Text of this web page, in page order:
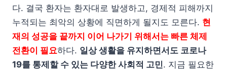
다. 결국 환자는 환자대로 발생하고, 경제적 피해까지
누적되는 최악의 상황에 직면하게 될지도 모른다. 현
재의 성공을 끝까지 이어 나가기 위해서는 빠른 체제
전환이 필요하다. 일상 생활을 유지하면서도 코로나
19를 통제할 수 있는 다양한 사회적 고민. 지금 필요한